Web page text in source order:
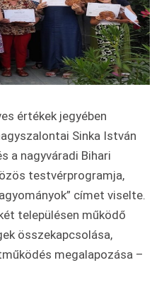
értékek jegyében
Sinka István
a nagyváradi Bihari
testvérprogramja,
címet viselte.
településen működő
összekapcsolása,
megalapozása –